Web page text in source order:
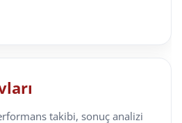
takibi, sonuç analizi